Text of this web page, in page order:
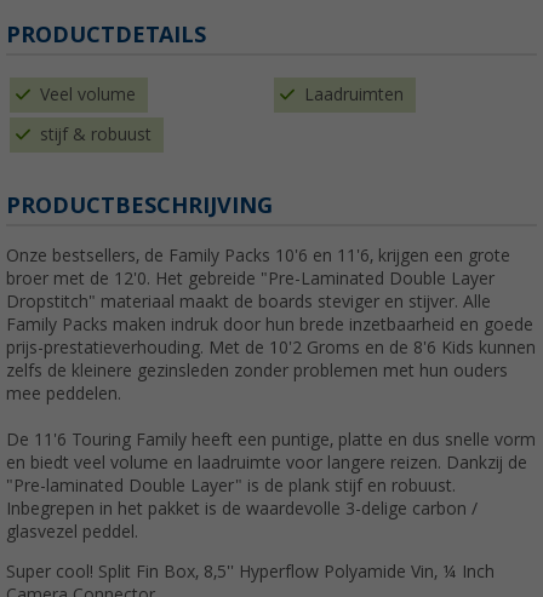
PRODUCTDETAILS
Veel volume Laadruimten
stijf & robuust
PRODUCTBESCHRIJVING
Onze bestsellers, de Family Packs 10'6 en 11'6, krijgen een grote
broer met de 12'0. Het gebreide "Pre-Laminated Double Layer
Dropstitch" materiaal maakt de boards steviger en stijver. Alle
Family Packs maken indruk door hun brede inzetbaarheid en goede
prijs-prestatieverhouding. Met de 10'2 Groms en de 8'6 Kids kunnen
zelfs de kleinere gezinsleden zonder problemen met hun ouders
mee peddelen.
De 11'6 Touring Family heeft een puntige, platte en dus snelle vorm
en biedt veel volume en laadruimte voor langere reizen. Dankzij de
"Pre-laminated Double Layer" is de plank stijf en robuust.
Inbegrepen in het pakket is de waardevolle 3-delige carbon /
glasvezel peddel.
Super cool! Split Fin Box, 8,5'' Hyperflow Polyamide Vin, ¼ Inch